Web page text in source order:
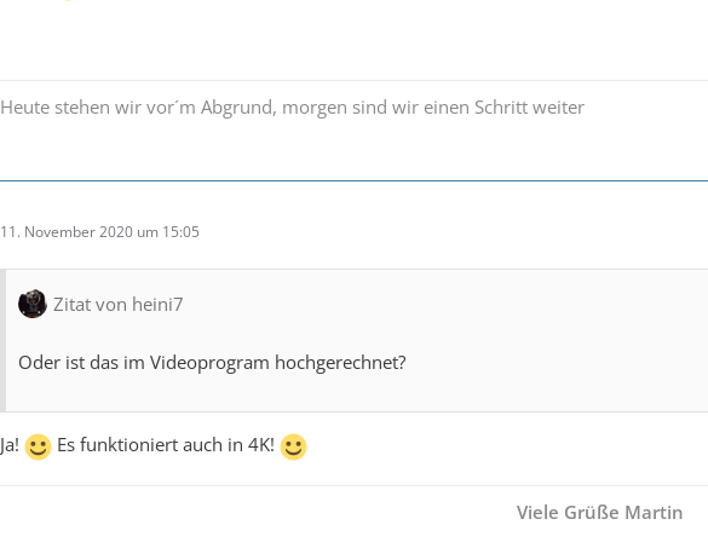
Heute stehen wir vor´m Abgrund, morgen sind wir einen Schritt weiter
11. November 2020 um 15:05
Zitat von heini7
Oder ist das im Videoprogram hochgerechnet?
Ja! Es funktioniert auch in 4K!
Viele Grüße Martin